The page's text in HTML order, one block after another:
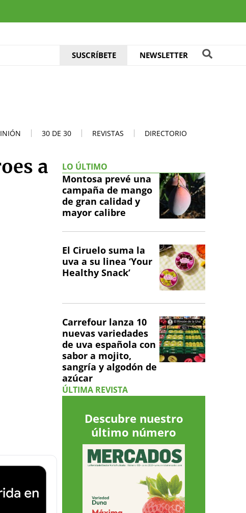
SUSCRÍBETE NEWSLETTER
30 DE 30 REVISTAS DIRECTORIO
a
LO ÚLTIMO
Montosa prevé una
campaña de mango
de gran calidad y
mayor calibre
El Ciruelo suma la
uva a su linea ‘Your
Healthy Snack’
Carrefour lanza 10
nuevas variedades
de uva española con
sabor a mojito,
sangría y algodón de
azúcar
ÚLTIMA REVISTA
Descubre nuestro
último número